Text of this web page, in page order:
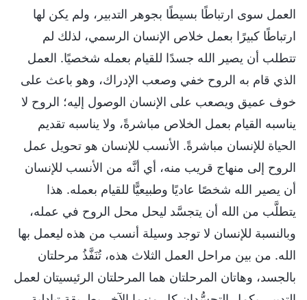
العمل سوى ارتباطًا بسيطًا بجوهر التدبير، ولم يكن لها
ارتباطًا كبيرًا بعمل خلاص الإنسان الرسمي، لذلك لم
تتطلب أن يصير الله جسدًا للقيام بعمله شخصيًا. العمل
الذي قام به الروح خفي وصعب الإدراك، وهو باعث على
خوف عميق ويصعب على الإنسان الوصول إليه؛ الروح لا
يناسبه القيام بعمل الخلاص مباشرةً، ولا يناسبه تقديم
الحياة للإنسان مباشرةً. الأنسب للإنسان هو تحويل عمل
الروح إلى منهاج قريب منه، أي أنَّه من الأنسب للإنسان
أن يصير الله شخصًا عاديًا وطبيعيًّا للقيام بعمله. هذا
يتطلَّب من الله أن يتجسَّد ليحل محل الروح في عمله،
وبالنسبة للإنسان لا توجد وسيلة أنسب من هذه ليعمل بها
الله. من بين مراحل العمل الثلاث هذه، تُنَفَّذُ مرحلتان
بالجسد، وهاتان المرحلتان هما المرحلتان الرئيسيتان لعمل